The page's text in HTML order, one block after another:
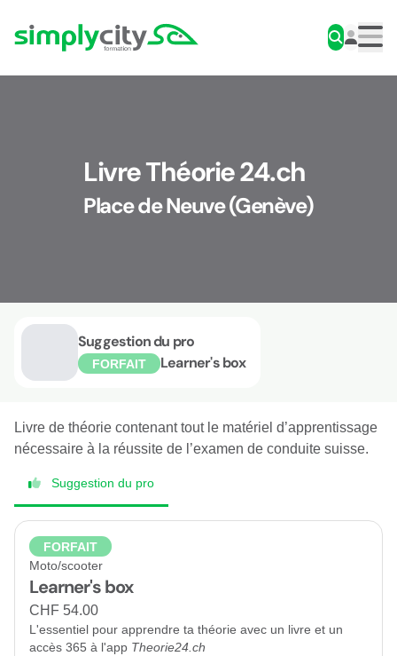
Simplycity
Livre Théorie 24.ch
Place de Neuve (Genève)
Suggestion du pro
FORFAIT Learner's box
Livre de théorie contenant tout le matériel d’apprentissage
nécessaire à la réussite de l’examen de conduite suisse.
Suggestion du pro
FORFAIT
Moto/scooter
Learner's box
CHF 54.00
L'essentiel pour apprendre ta théorie avec un livre et un
accès 365 à l'app Theorie24.ch